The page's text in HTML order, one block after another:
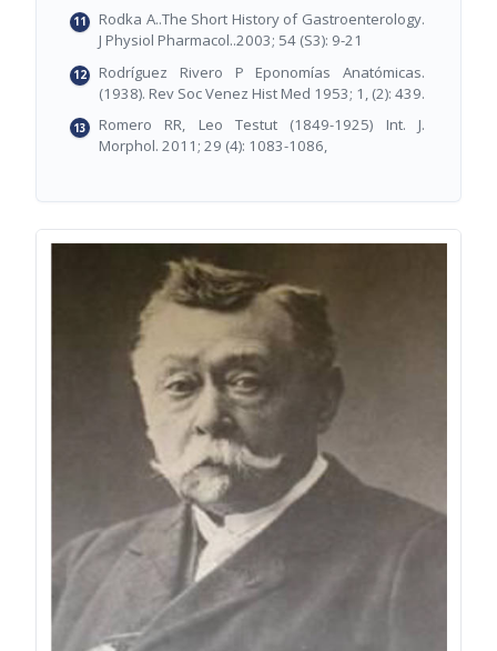
Rodka A..The Short History of Gastroenterology.
J Physiol Pharmacol..2003; 54 (S3): 9-21
Rodríguez Rivero P Eponomías Anatómicas.
(1938). Rev Soc Venez Hist Med 1953; 1, (2): 439.
Romero RR, Leo Testut (1849-1925) Int. J.
Morphol. 2011; 29 (4): 1083-1086,